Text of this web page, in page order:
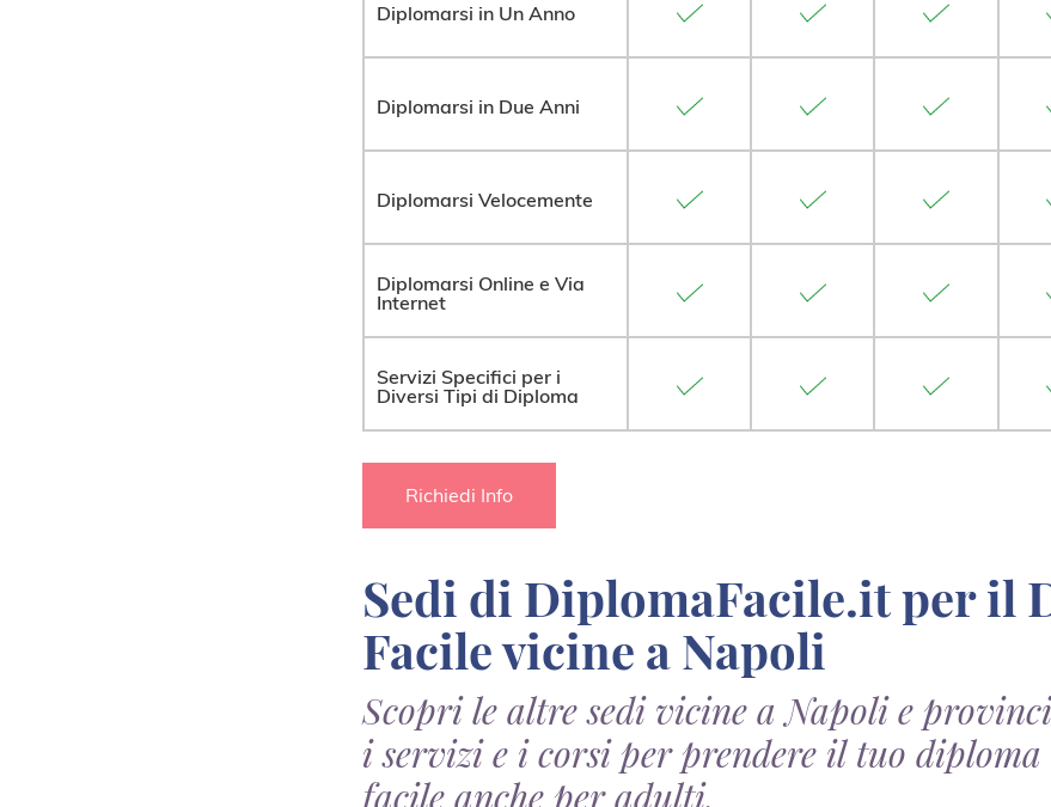
Diplomarsi in Un Anno
Diplomarsi in Due Anni
Diplomarsi Velocemente
Diplomarsi Online e Via
Internet
Servizi Specifici per i
Diversi Tipi di Diploma
Richiedi Info
Sedi di DiplomaFacile.it per il Diploma
Facile vicine a Napoli
Scopri le altre sedi vicine a Napoli e
i servizi e i corsi per prendere il tuo
facile anche per adulti.